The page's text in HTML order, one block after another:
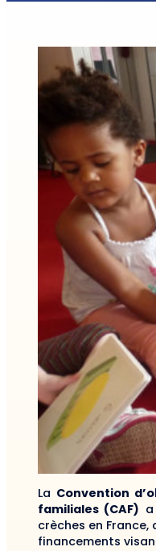
La Convention
familiales (CAF)
crèches en France,
financements